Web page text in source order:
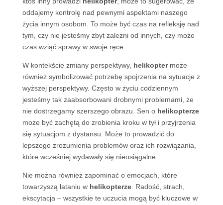
oddajemy kontrolę nad pewnymi aspektami naszego
życia innym osobom. To może być czas na refleksję nad
tym, czy nie jesteśmy zbyt zależni od innych, czy może
czas wziąć sprawy w swoje ręce.
W kontekście zmiany perspektywy, helikoptermoże
również symbolizować potrzebę spojrzenia na sytuacje z
wyższej perspektywy. Często w życiu codziennym
jesteśmy tak zaabsorbowani drobnymi problemami, że
nie dostrzegamy szerszego obrazu. Sen o helikopterze
może być zachętą do zrobienia kroku w tył i przyjrzenia
się sytuacjom z dystansu. Może to prowadzić do
lepszego zrozumienia problemów oraz ich rozwiązania,
które wcześniej wydawały się nieosiągalne.
Nie można również zapominać o emocjach, które
towarzyszą lataniu w helikopterze. Radość, strach,
ekscytacja – wszystkie te uczucia mogą być kluczowe w